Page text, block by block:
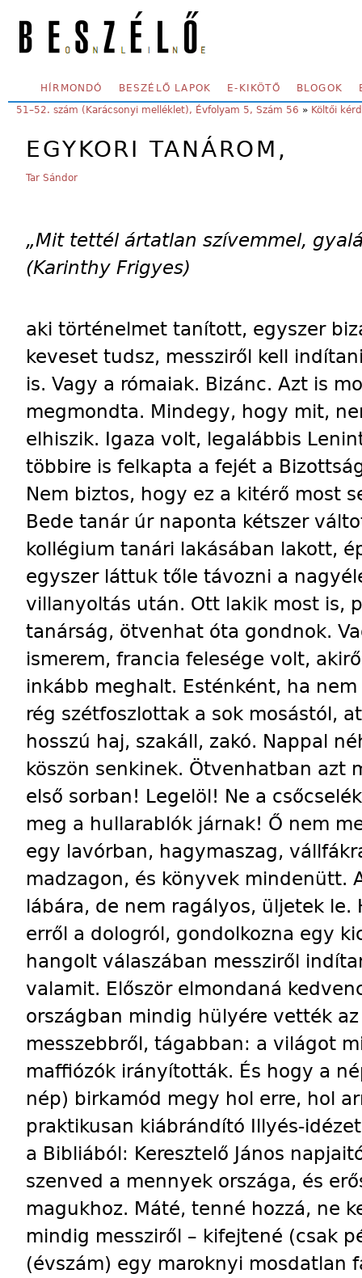
SECONDARY MENU
HÍRMONDÓ BESZÉLŐ LAPOK E-KIKÖTŐ BLOGOK
YOU ARE HERE:
51–52. szám (Karácsonyi melléklet), Évfolyam 5, Szám 56 » Költői
EGYKORI TANÁROM,
Tar Sándor
„Mit tettél ártatlan szívemmel,
(Karinthy Frigyes)
aki történelmet tanított, egyszer
keveset tudsz, messziről kell
is. Vagy a rómaiak. Bizánc. Azt is
megmondta. Mindegy, hogy mit,
elhiszik. Igaza volt, legalábbis
többire is felkapta a fejét a
Nem biztos, hogy ez a kitérő most
Bede tanár úr naponta kétszer
kollégium tanári lakásában lakott,
egyszer láttuk tőle távozni a
villanyoltás után. Ott lakik most is,
tanárság, ötvenhat óta gondnok.
ismerem, francia felesége volt,
inkább meghalt. Esténként, ha
rég szétfoszlottak a sok mosástól,
hosszú haj, szakáll, zakó. Nappal
köszön senkinek. Ötvenhatban azt
első sorban! Legelöl! Ne a
meg a hullarablók járnak! Ő nem
egy lavórban, hagymaszag,
madzagon, és könyvek mindenütt.
lábára, de nem ragályos, üljetek le.
erről a dologról, gondolkozna egy
hangolt válaszában messziről
valamit. Először elmondaná
országban mindig hülyére vették
messzebbről, tágabban: a világot
maffiózók irányították. És hogy a
nép) birkamód megy hol erre, hol
praktikusan kiábrándító Illyés-
a Bibliából: Keresztelő János
szenved a mennyek országa, és
magukhoz. Máté, tenné hozzá, ne
mindig messziről – kifejtené (csak
(évszám) egy maroknyi mosdatlan